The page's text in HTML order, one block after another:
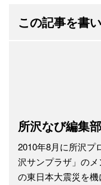
この記事を書
所沢なび編集部
2010年8月に所沢プ
沢サンプラザ」の
の東日本大震災を